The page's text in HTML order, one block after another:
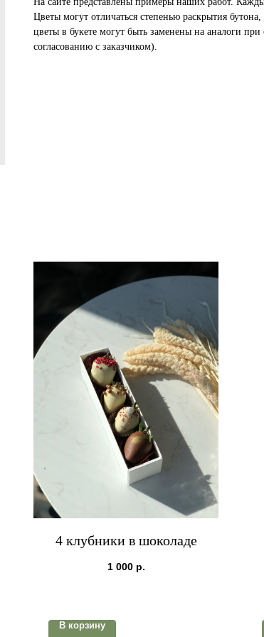
Цветы могут отличаться степенью раскрытия
цветы в букете могут быть заменены на аналоги при
согласованию с заказчиком).
4 клубники в шоколаде
1 000 р.
В корзину